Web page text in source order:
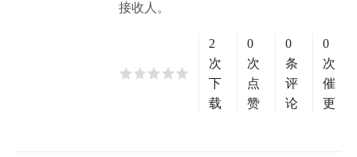
接收人。
2
次
下
载
0
次
点
赞
0
条
评
论
0
次
催
更